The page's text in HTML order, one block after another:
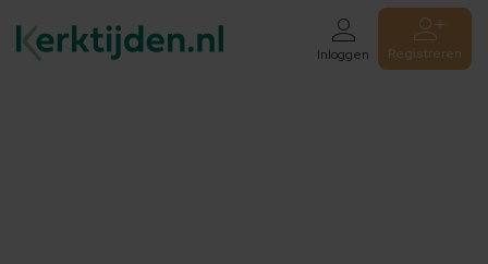
Inloggen Registreren